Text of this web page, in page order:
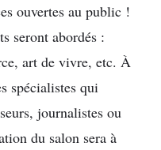
ouvertes au public !
seront abordés :
art de vivre, etc. À
spécialistes qui
journalistes ou
du salon sera à